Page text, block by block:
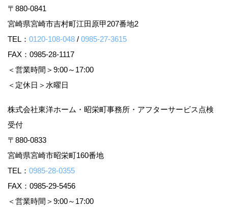
〒880-0841
宮崎県宮崎市吉村町江田原甲207番地2
TEL： 0120-108-048 / 0985-27-3615
FAX：0985-28-1117
＜営業時間＞9:00～17:00
＜定休日＞水曜日
株式会社東洋ホーム・昭栄町事務所・アフターサービス点検
受付
〒880-0833
宮崎県宮崎市昭栄町160番地
TEL： 0985-28-0355
FAX：0985-29-5456
＜営業時間＞9:00～17:00